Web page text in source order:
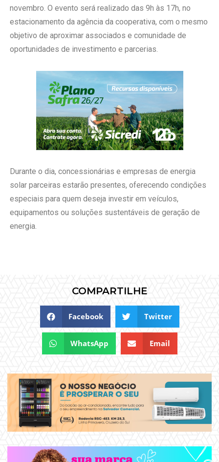
novembro. O evento será realizado das 9h às 17h, no
estacionamento da agência da cooperativa, com o mesmo
objetivo de aproximar associados e comunidade de
oportunidades de investimento e parcerias.
Durante o dia, concessionárias e empresas de energia
solar parceiras estarão presentes, oferecendo condições
especiais para quem deseja investir em veículos,
equipamentos ou soluções sustentáveis de geração de
energia.
COMPARTILHE
Facebook Twitter
WhatsApp Email